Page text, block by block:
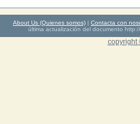
About Us (Quienes somos) | Contacta con
última actualización del documento
copyright